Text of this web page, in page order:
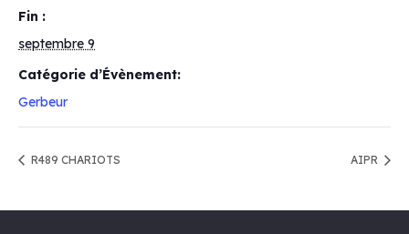
Fin :
septembre 9
Catégorie d’Évènement:
Gerbeur
R489 CHARIOTS AIPR